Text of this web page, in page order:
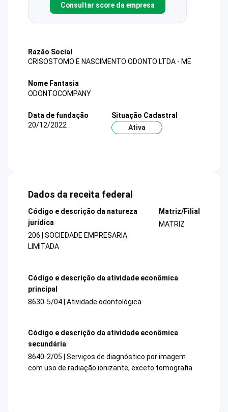
Consultar score da empresa
Razão Social
CRISOSTOMO E NASCIMENTO ODONTO LTDA - ME
Nome Fantasia
ODONTOCOMPANY
Data de fundação
20/12/2022
Situação Cadastral
Ativa
Dados da receita federal
Código e descrição da natureza
jurídica
206 | SOCIEDADE EMPRESARIA
LIMITADA
Matriz/Filial
MATRIZ
Código e descrição da atividade econômica
principal
8630-5/04 | Atividade odontológica
Código e descrição da atividade econômica
secundária
8640-2/05 | Serviços de diagnóstico por imagem
com uso de radiação ionizante, exceto tomografia